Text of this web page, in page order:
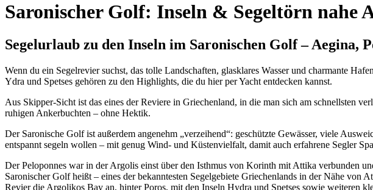
Saronischer Golf: Inseln & Segeltörn nahe
Segelurlaub zu den Inseln im Saronischen Golf – Aegina,
Wenn du ein Segelrevier suchst, das tolle Landschaften, glasklares Wasser und charmante
Ydra und Spetses gehören zu den Highlights, die du hier per Yacht entdecken kannst.
Aus Skipper-Sicht ist das eines der Reviere in Griechenland, in die man sich am schnellsten
ruhigen Ankerbuchten – ohne Hektik.
Der Saronische Golf ist außerdem angenehm „verzeihend“: geschützte Gewässer, viele
entspannt segeln wollen – mit genug Wind- und Küstenvielfalt, damit auch erfahrene Segler
Der Peloponnes war in der Argolis einst über den Isthmus von Korinth mit Attika verbunden
Saronischer Golf heißt – eines der bekanntesten Segelgebiete Griechenlands in der Nähe
Revier die Argolikos Bay an, hinter Poros, mit den Inseln Hydra und Spetses sowie weiteren